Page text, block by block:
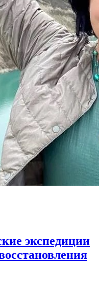
экспедиции